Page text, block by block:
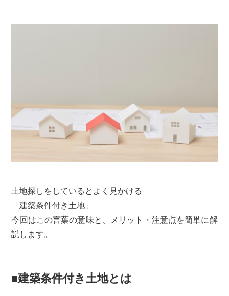
土地探しをしているとよく見かける
「建築条件付き土地」
今回はこの言葉の意味と、メリット・注意点を簡単に解
説します。
■建築条件付き土地とは